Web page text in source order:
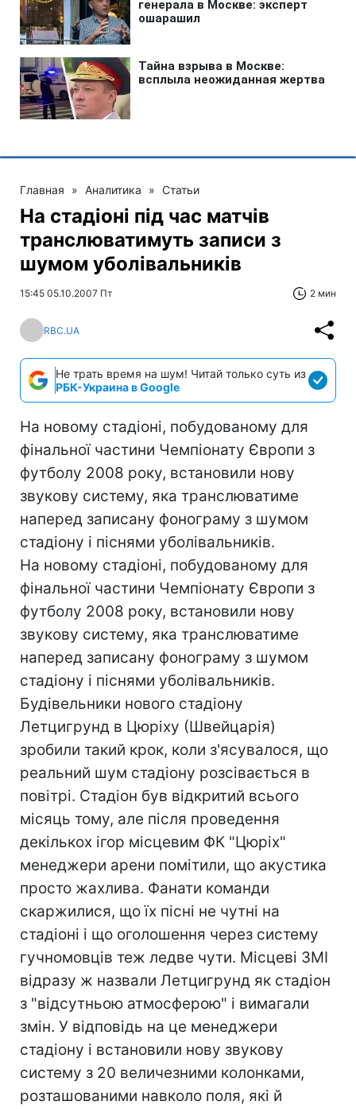
Главная » Аналитика » Статьи
На стадіоні під час матчів
транслюватимуть записи з
шумом уболівальників
15:45 05.10.2007 Пт 2 мин
RBC.UA
Не трать время на шум! Читай только суть из
РБК-Украина в Google
На новому стадіоні, побудованому для
фінальної частини Чемпіонату Європи з
футболу 2008 року, встановили нову
звукову систему, яка транслюватиме
наперед записану фонограму з шумом
стадіону і піснями уболівальників.
На новому стадіоні, побудованому для
фінальної частини Чемпіонату Європи з
футболу 2008 року, встановили нову
звукову систему, яка транслюватиме
наперед записану фонограму з шумом
стадіону і піснями уболівальників.
Будівельники нового стадіону
Летцигрунд в Цюріху (Швейцарія)
зробили такий крок, коли з'ясувалося, що
реальний шум стадіону розсівається в
повітрі. Стадіон був відкритий всього
місяць тому, але після проведення
декількох ігор місцевим ФК "Цюріх"
менеджери арени помітили, що акустика
просто жахлива. Фанати команди
скаржилися, що їх пісні не чутні на
стадіоні і що оголошення через систему
гучномовців теж ледве чути. Місцеві ЗМІ
відразу ж назвали Летцигрунд як стадіон
з "відсутньою атмосферою" і вимагали
змін. У відповідь на це менеджери
стадіону і встановили нову звукову
систему з 20 величезними колонками,
розташованими навколо поля, які й